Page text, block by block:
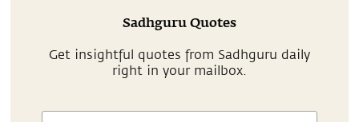
Sadhguru Quotes
Get insightful quotes from Sadhguru daily
right in your mailbox.